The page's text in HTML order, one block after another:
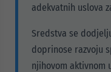
adekvatnih uslova
Sredstva se
doprinose razvoju
njihovom aktivnom